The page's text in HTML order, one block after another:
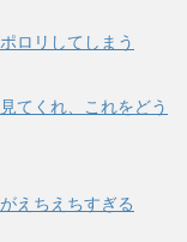
ロリしてしまう
てくれ、これをどう
えちえちすぎる